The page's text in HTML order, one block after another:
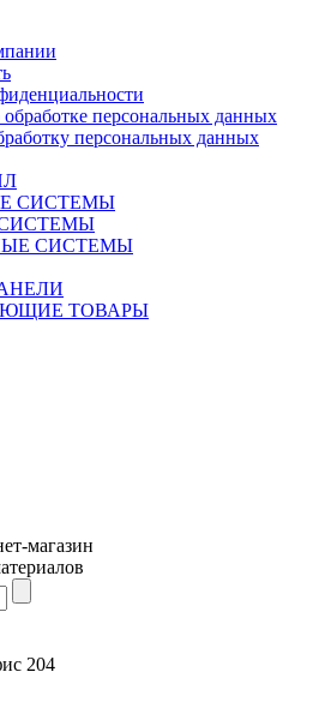
персональных данных
персональных данных
СИСТЕМЫ
СИСТЕМЫ
ТОВАРЫ
магазин
204